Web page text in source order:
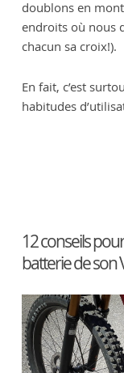
doublons en
endroits où nous
chacun sa croix!).
En fait, c’est
habitudes
12 conseils
batterie de son